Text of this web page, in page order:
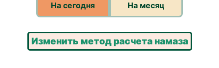
На сегодня На месяц
Изменить метод расчета намаза